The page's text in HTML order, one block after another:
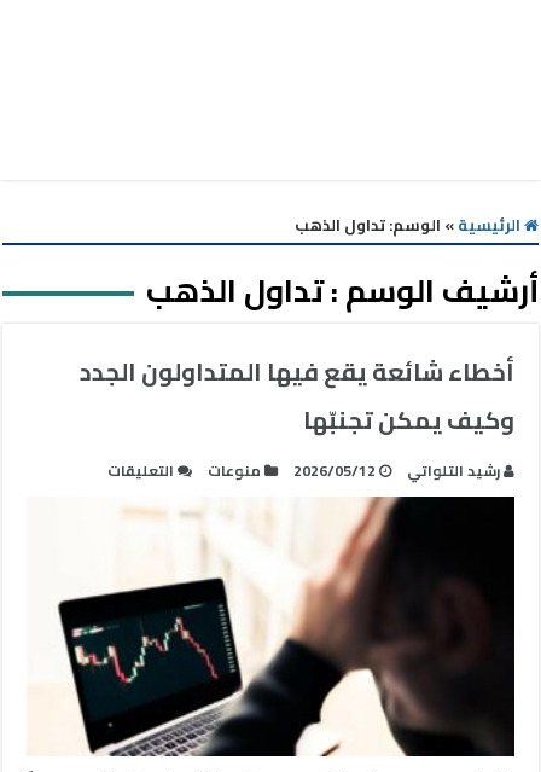
الرئيسية» الوسم:تداول الذهب
أرشيف الوسم :تداول الذهب
أخطاء شائعة يقع فيها المتداولون الجدد
وكيف يمكن تجنبّها
رشيد التلواتي 2026/05/12 منوعات التعليقات
المتداولون
الجدد
وكيف
يمكن
تجنبّها
مغلقة